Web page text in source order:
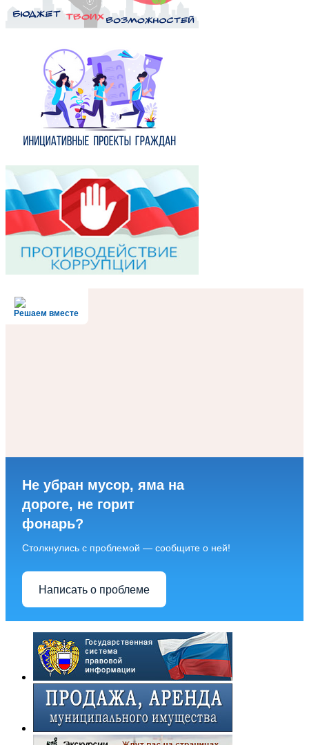
Решаем вместе
Не убран мусор, яма на
дороге, не горит
фонарь?
Столкнулись с проблемой — сообщите о ней!
Написать о проблеме